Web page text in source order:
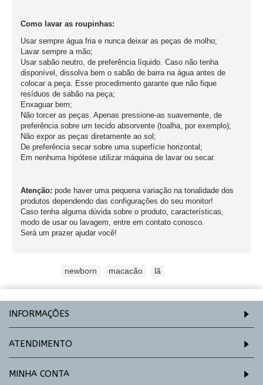
Como lavar as roupinhas:
Usar sempre água fria e nunca deixar as peças de molho;
Lavar sempre a mão;
Usar sabão neutro, de preferência líquido. Caso não tenha
disponível, dissolva bem o sabão de barra na água antes de
colocar a peça. Esse procedimento garante que não fique
resíduos de sabão na peça;
Enxaguar bem;
Não torcer as peças. Apenas pressione-as suavemente, de
preferência sobre um tecido absorvente (toalha, por exemplo);
Não expor as peças diretamente ao sol;
De preferência secar sobre uma superfície horizontal;
Em nenhuma hipótese utilizar máquina de lavar ou secar.
Atenção: pode haver uma pequena variação na tonalidade dos
produtos dependendo das configurações do seu monitor!
Caso tenha alguma dúvida sobre o produto, características,
modo de usar ou lavagem, entre em contato conosco.
Será um prazer ajudar você!
newborn macacão lã
INFORMAÇÕES
ATENDIMENTO
MINHA CONTA